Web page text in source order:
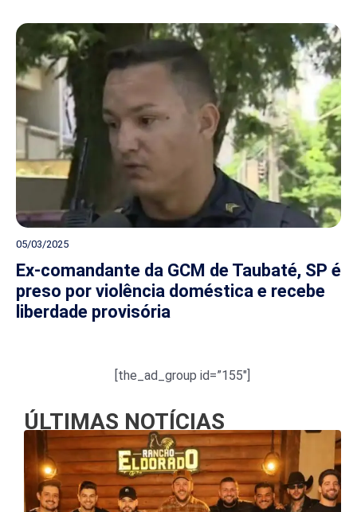
05/03/2025
Ex-comandante da GCM de Taubaté, SP é
preso por violência doméstica e recebe
liberdade provisória
[the_ad_group id=”155″]
ÚLTIMAS NOTÍCIAS